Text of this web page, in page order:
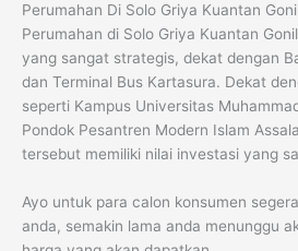
Perumahan Di Solo Griya Kuantan
Perumahan di Solo Griya Kuantan
yang sangat strategis, dekat dengan
dan Terminal Bus Kartasura. Dekat
seperti Kampus Universitas
Pondok Pesantren Modern Islam
tersebut memiliki nilai investasi yang
Ayo untuk para calon konsumen
anda, semakin lama anda menunggu